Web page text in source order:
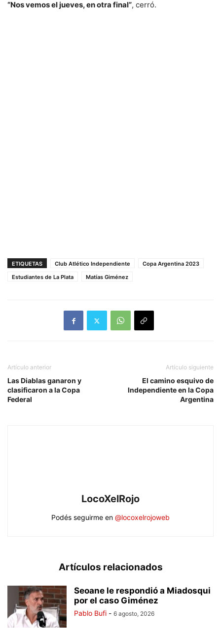
“Nos vemos el jueves, en otra final”, cerró.
ETIQUETAS Club Atlético Independiente
Copa Argentina 2023
Estudiantes de La Plata
Matías Giménez
Artículo anterior
Las Diablas ganaron y
clasificaron a la Copa
Federal
Artículo siguiente
El camino esquivo de
Independiente en la Copa
Argentina
LocoXelRojo
Podés seguirme en @locoxelrojoweb
Artículos relacionados
Seoane le respondió a Miadosqui
por el caso Giménez
Pablo Bufi - 6 agosto, 2026